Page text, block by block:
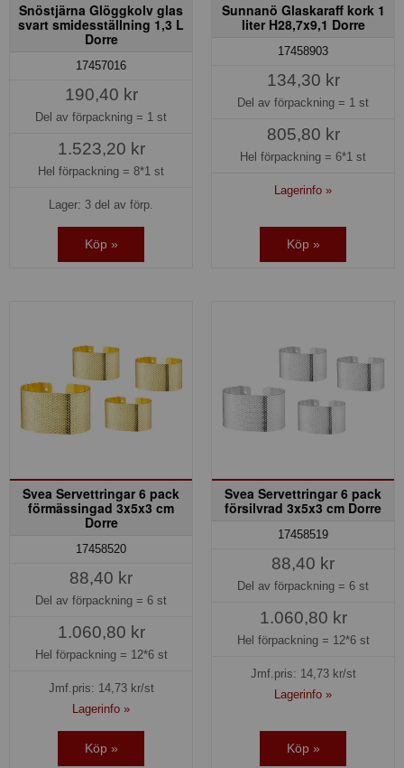
Snöstjärna Glöggkolv glas
svart smidesställning 1,3 L
Dorre
17457016
190,40 kr
Del av förpackning = 1 st
1.523,20 kr
Hel förpackning = 8*1 st
Lager: 3 del av förp.
Köp »
Sunnanö Glaskaraff kork 1
liter H28,7x9,1 Dorre
17458903
134,30 kr
Del av förpackning = 1 st
805,80 kr
Hel förpackning = 6*1 st
Lagerinfo »
Köp »
Svea Servettringar 6 pack
förmässingad 3x5x3 cm
Dorre
17458520
88,40 kr
Del av förpackning = 6 st
1.060,80 kr
Hel förpackning = 12*6 st
Jmf.pris: 14,73kr/st
Lagerinfo »
Köp »
Svea Servettringar 6 pack
försilvrad 3x5x3 cm Dorre
17458519
88,40 kr
Del av förpackning = 6 st
1.060,80 kr
Hel förpackning = 12*6 st
Jmf.pris: 14,73kr/st
Lagerinfo »
Köp »